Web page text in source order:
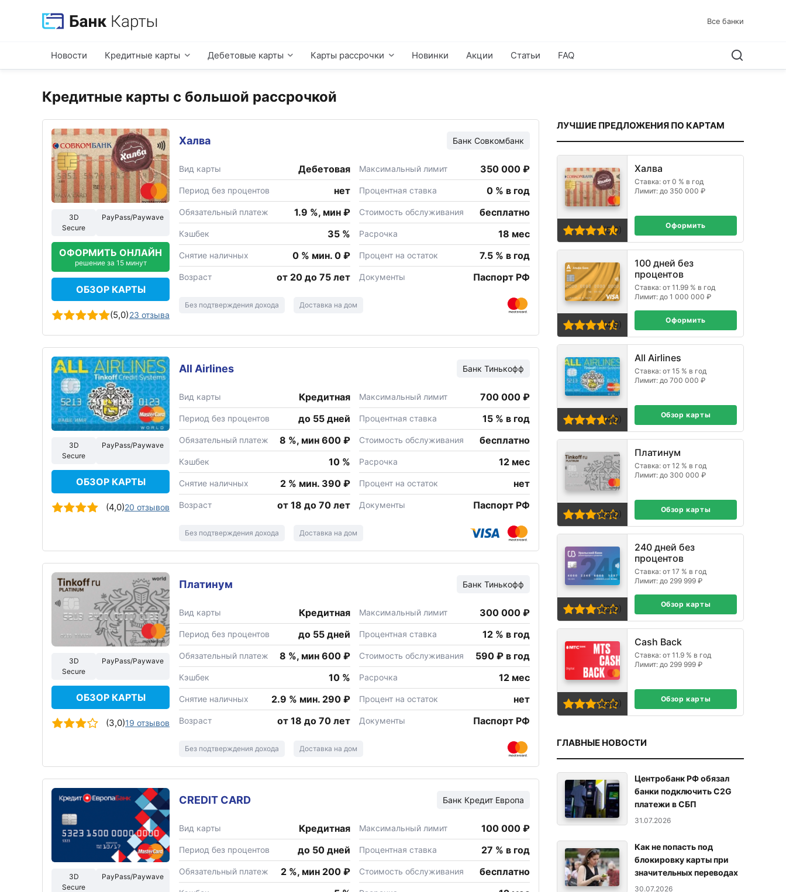
Все банки
Новости Кредитные карты Дебетовые карты Карты рассрочки Новинки Акции Статьи FAQ
Кредитные карты с большой рассрочкой
3D
Secure
PayPass/Paywave
ОФОРМИТЬ ОНЛАЙН
решение за 15 минут
ОБЗОР КАРТЫ
(5,0)23 отзыва
Халва Банк Совкомбанк
Вид карты Дебетовая Максимальный лимит 350 000 ₽
Период без процентов нет Процентная ставка 0 % в год
Обязательный платеж 1.9 %, мин ₽ Стоимость обслуживания бесплатно
Кэшбек 35 % Расрочка 18 мес
Снятие наличных 0 % мин. 0 ₽ Процент на остаток 7.5 % в год
Возраст от 20 до 75 лет Документы Паспорт РФ
Без подтверждения дохода Доставка на дом
3D
Secure
PayPass/Paywave
ОБЗОР КАРТЫ
(4,0)20 отзывов
All Airlines Банк Тинькофф
Вид карты Кредитная Максимальный лимит 700 000 ₽
Период без процентов до 55 дней Процентная ставка 15 % в год
Обязательный платеж 8 %, мин 600 ₽ Стоимость обслуживания бесплатно
Кэшбек 10 % Расрочка 12 мес
Снятие наличных 2 % мин. 390 ₽ Процент на остаток нет
Возраст от 18 до 70 лет Документы Паспорт РФ
Без подтверждения дохода Доставка на дом
3D
Secure
PayPass/Paywave
ОБЗОР КАРТЫ
(3,0)19 отзывов
Платинум Банк Тинькофф
Вид карты Кредитная Максимальный лимит 300 000 ₽
Период без процентов до 55 дней Процентная ставка 12 % в год
Обязательный платеж 8 %, мин 600 ₽ Стоимость обслуживания 590 ₽ в год
Кэшбек 10 % Расрочка 12 мес
Снятие наличных 2.9 % мин. 290 ₽ Процент на остаток нет
Возраст от 18 до 70 лет Документы Паспорт РФ
Без подтверждения дохода Доставка на дом
3D
Secure
PayPass/Paywave
CREDIT CARD Банк Кредит Европа
Вид карты Кредитная Максимальный лимит 100 000 ₽
Период без процентов до 50 дней Процентная ставка 27 % в год
Обязательный платеж 2 %, мин 200 ₽ Стоимость обслуживания бесплатно
ЛУЧШИЕ ПРЕДЛОЖЕНИЯ ПО КАРТАМ
Халва
Ставка: от 0 % в год
Лимит: до 350 000 ₽
(5,0) Оформить
100 дней без
процентов
Ставка: от 11.99 % в год
Лимит: до 1 000 000 ₽
(4,9) Оформить
All Airlines
Ставка: от 15 % в год
Лимит: до 700 000 ₽
(4,0) Обзор карты
Платинум
Ставка: от 12 % в год
Лимит: до 300 000 ₽
(3,0) Обзор карты
240 дней без
процентов
Ставка: от 17 % в год
Лимит: до 299 999 ₽
(3,0) Обзор карты
Cash Back
Ставка: от 11.9 % в год
Лимит: до 299 999 ₽
(3,0) Обзор карты
ГЛАВНЫЕ НОВОСТИ
Центробанк РФ обязал
банки подключить C2G
платежи в СБП
31.07.2026
Как не попасть под
блокировку карты при
значительных переводах
30.07.2026